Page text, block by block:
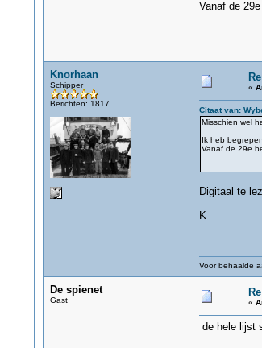
Vanaf de
Knorhaan
Schipper
Berichten: 1817
«
Citaat van:
Misschien wel
Ik heb
Vanaf de 29e
Digitaal te
K
Voor behaalde
De spienet
Gast «
de hele lijst